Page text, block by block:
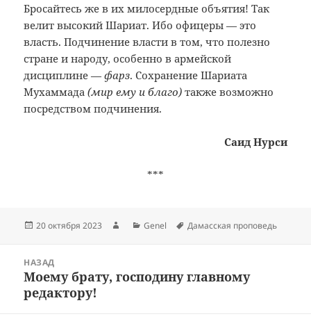
Бросайтесь же в их милосердные объятия! Так
велит высокий Шариат. Ибо офицеры — это
власть. Подчинение власти в том, что полезно
стране и народу, особенно в армейской
дисциплине —фарз. Сохранение Шариата
Мухаммада(мир ему и благо) также возможно
посредством подчинения.
Саид Нурси
***
Опубликовано
20 октября 2023 АвторРубрики
Genel Метки
Дамасская проповедь
записям
НАЗАД
Предыдущая
запись:
Моему брату, господину главному
редактору!